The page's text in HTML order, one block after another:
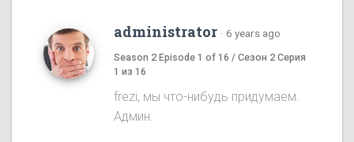
administrator · 6 years ago
Season 2 Episode 1 of 16 / Сезон 2 Серия
1 из 16
frezi, мы что-нибудь придумаем.
Админ.